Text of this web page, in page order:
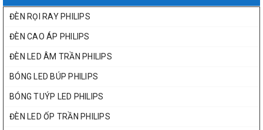
ĐÈN RỌI RAY PHILIPS
ĐÈN CAO ÁP PHILIPS
ĐÈN LED ÂM TRẦN PHILIPS
BÓNG LED BÚP PHILIPS
BÓNG TUÝP LED PHILIPS
ĐÈN LED ỐP TRẦN PHILIPS